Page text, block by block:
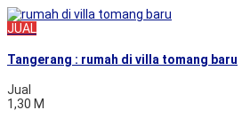
JUAL
Tangerang : rumah di villa tomang baru
Jual
1,30 M